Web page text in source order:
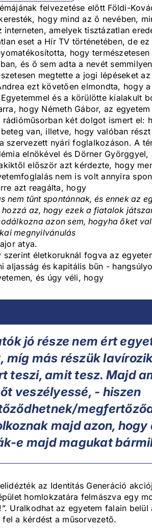
felvezetése előtt Földi-
hogy mind az ő nevében,
interneten, amelyek tisztázatlan
eset a Hír TV történetében, de
hogy
és ő sem adta a nevét
megtette a jogi lépéseket
ezt követően elmondta, hogy
és a körülötte kialakult
hogy Németh Gábor, az
rádióműsorban két dolgot ismert el:
van, illetve, hogy valóban
szervezett nyári foglalkozáson. A
elnökével és Dörner
először azt kérdezte, hogy
nem is volt annyira
azt reagálta, hogy
nem tűnt spontánnak, és ennek az
hozzá az, hogy ezek a fiatalok
azon sem, hogyha őket
megnyilvánulás
atya.
szerint életkoruknál fogva az
aljasság és kapitális bűn -
és úgy véli, hogy
jó része nem ért
míg más részük
teszi, amit tesz. Majd
veszélyessé, - hiszen
majd azon,
e majd magukat
az Identitás Generáció
homlokzatára felmászva egy
Uralkodhat az egyetem falain
fel a kérdést a műsorvezető.